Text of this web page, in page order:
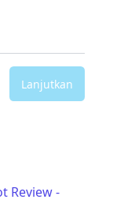
Lanjutkan